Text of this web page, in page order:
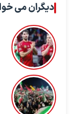
دیگران می